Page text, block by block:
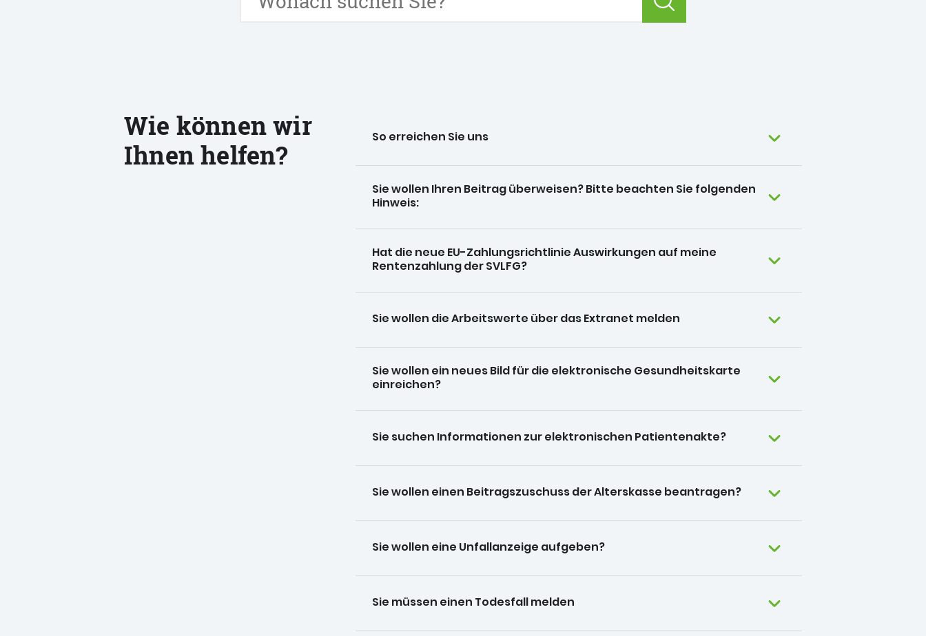
Wie können wir
Ihnen helfen?
So erreichen Sie uns
Sie wollen Ihren Beitrag überweisen? Bitte beachten Sie folgenden
Hinweis:
Hat die neue EU-Zahlungsrichtlinie Auswirkungen auf meine
Rentenzahlung der SVLFG?
Sie wollen die Arbeitswerte über das Extranet melden
Sie wollen ein neues Bild für die elektronische Gesundheitskarte
einreichen?
Sie suchen Informationen zur elektronischen Patientenakte?
Sie wollen einen Beitragszuschuss der Alterskasse beantragen?
Sie wollen eine Unfallanzeige aufgeben?
Sie müssen einen Todesfall melden